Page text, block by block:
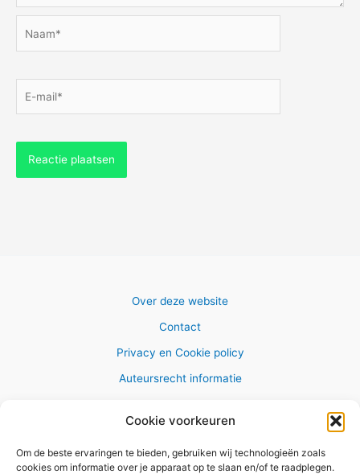
Cookie voorkeuren
Om de beste ervaringen te bieden, gebruiken wij technologieën zoals
cookies om informatie over je apparaat op te slaan en/of te raadplegen.
mail*
Over deze website
Contact
Privacy en Cookie policy
Auteursrecht informatie
Copyright © 2026 AlleWandelRoutes.nl